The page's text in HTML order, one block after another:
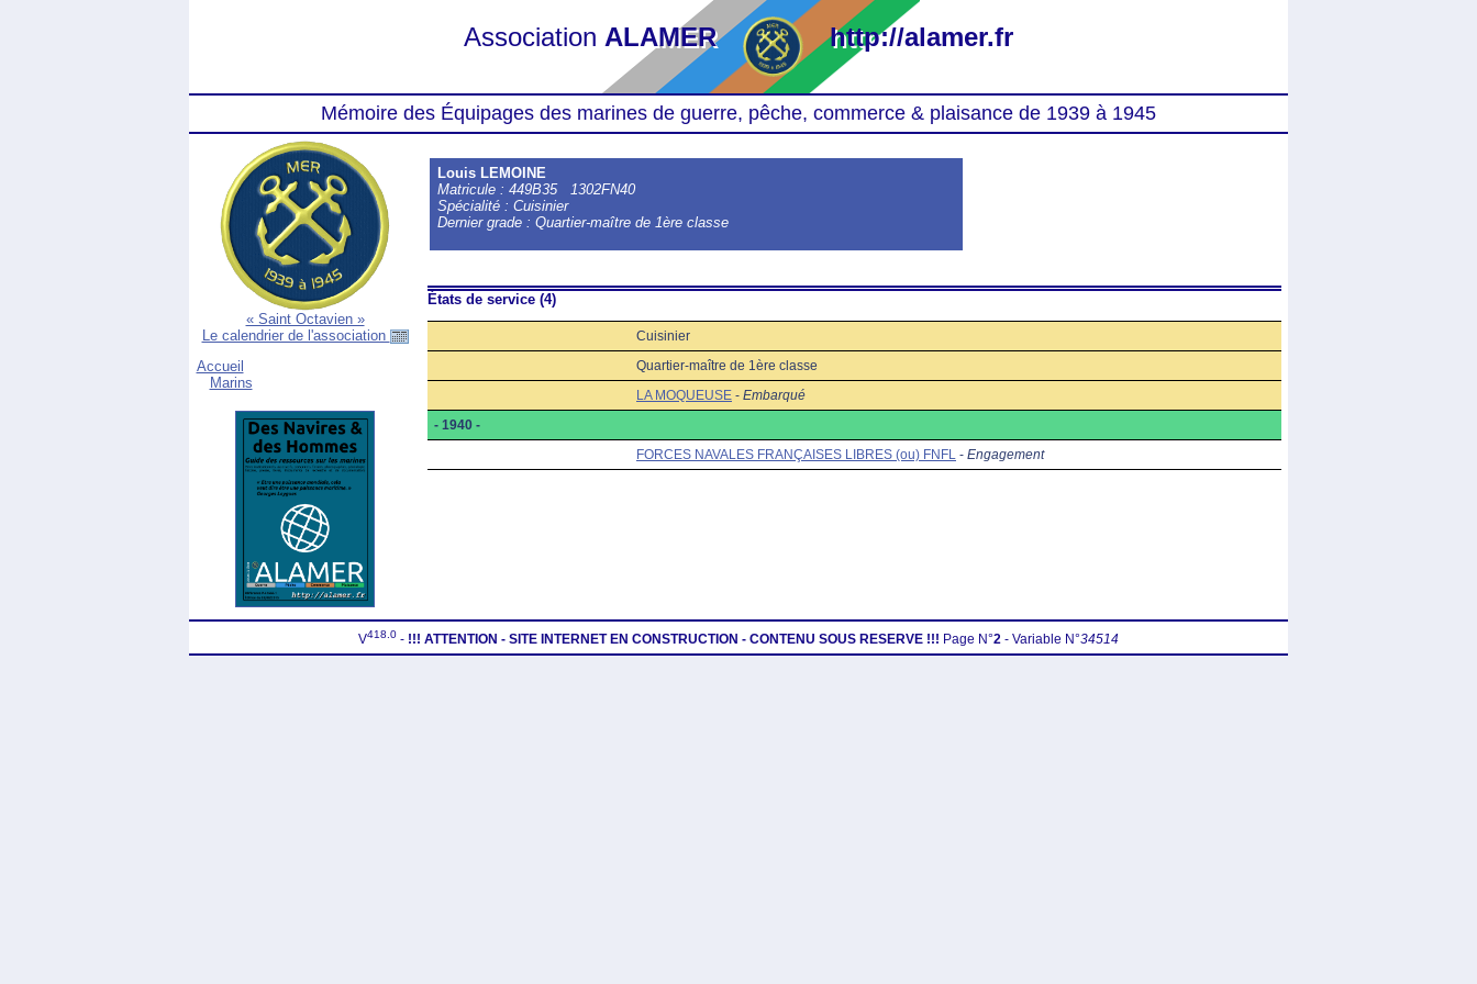
Association ALAMER http://alamer.fr
Mémoire des Équipages des marines de guerre, pêche, commerce & plaisance de 1939 à 1945
« Saint Octavien »
Le calendrier de l'association
Accueil
Marins
Louis LEMOINE
Matricule : 449B35 1302FN40
Spécialité : Cuisinier
Dernier grade : Quartier-maître de 1ère classe
États de service (4)
Cuisinier
Quartier-maître de 1ère classe
LA MOQUEUSE - Embarqué
- 1940 -
FORCES NAVALES FRANÇAISES LIBRES (ou) FNFL - Engagement
V418.0 - !!! ATTENTION - SITE INTERNET EN CONSTRUCTION - CONTENU SOUS RESERVE !!! Page N°2 - Variable N°34514